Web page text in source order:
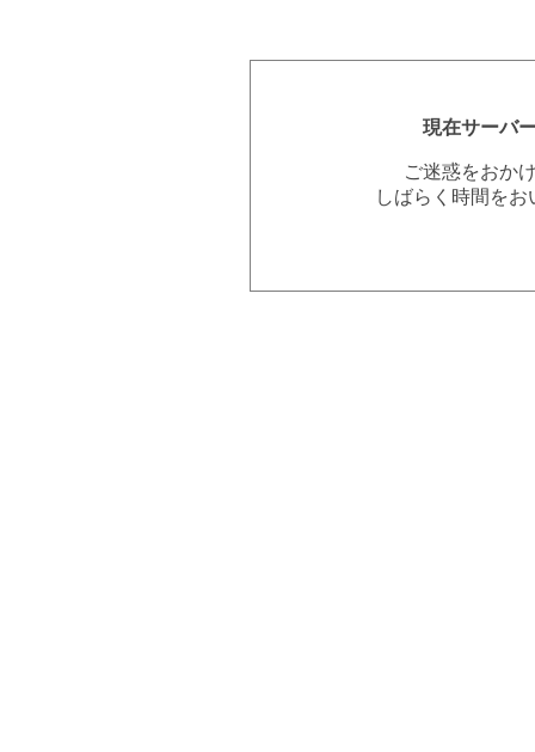
現在サーバ
ご迷惑をおか
しばらく時間を